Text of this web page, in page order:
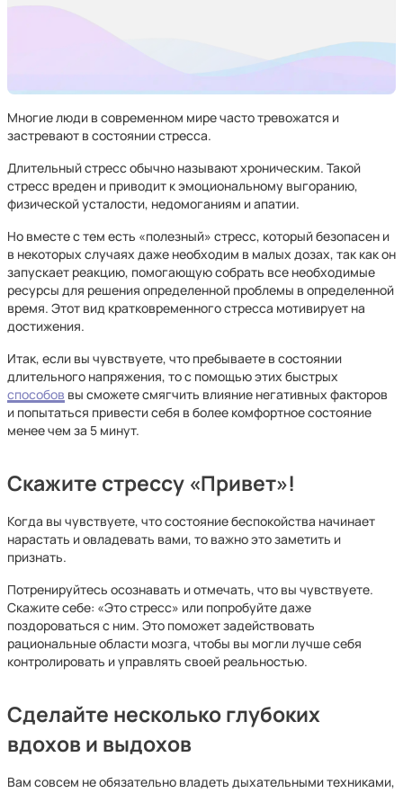
Многие люди в современном мире часто тревожатся и
застревают в состоянии стресса.
Длительный стресс обычно называют хроническим. Такой
стресс вреден и приводит к эмоциональному выгоранию,
физической усталости, недомоганиям и апатии.
Но вместе с тем есть «полезный» стресс, который безопасен и
в некоторых случаях даже необходим в малых дозах, так как он
запускает реакцию, помогающую собрать все необходимые
ресурсы для решения определенной проблемы в определенной
время. Этот вид кратковременного стресса мотивирует на
достижения.
Итак, если вы чувствуете, что пребываете в состоянии
длительного напряжения, то с помощью этих быстрых
способов вы сможете смягчить влияние негативных факторов
и попытаться привести себя в более комфортное состояние
менее чем за 5 минут.
Скажите стрессу «Привет»!
Когда вы чувствуете, что состояние беспокойства начинает
нарастать и овладевать вами, то важно это заметить и
признать.
Потренируйтесь осознавать и отмечать, что вы чувствуете.
Скажите себе: «Это стресс» или попробуйте даже
поздороваться с ним. Это поможет задействовать
рациональные области мозга, чтобы вы могли лучше себя
контролировать и управлять своей реальностью.
Сделайте несколько глубоких
вдохов и выдохов
Вам совсем не обязательно владеть дыхательными техниками,